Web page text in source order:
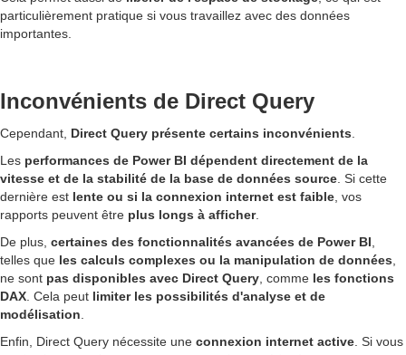
particulièrement pratique si vous travaillez avec des données
importantes.
Inconvénients de Direct Query
Cependant, Direct Query présente certains inconvénients
Les performances de Power BI dépendent directement de la
vitesse et de la stabilité de la base de données source . Si cette
dernière est lente ou si la connexion internet est faible , vos
rapports peuvent être plus longs à afficher.
De plus, certaines des fonctionnalités avancées de Power BI
telles que les calculs complexes ou la manipulation de données
ne sont pas disponibles avec Direct Query , comme les fonctions
DAX . Cela peut limiter les possibilités d'analyse et de
modélisation
Enfin, Direct Query nécessite une connexion internet active . Si vous